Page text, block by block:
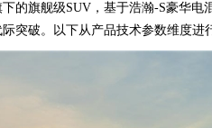
下的旗舰级SUV，基于浩瀚-S豪华
际突破。以下从产品技术参数维度进